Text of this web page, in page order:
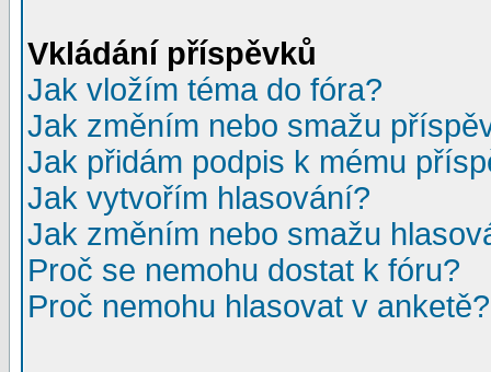
Vkládání příspěvků
Jak vložím téma do fóra?
Jak změním nebo smažu
Jak přidám podpis k mému
Jak vytvořím hlasování?
Jak změním nebo smažu
Proč se nemohu dostat k fóru?
Proč nemohu hlasovat v anketě?